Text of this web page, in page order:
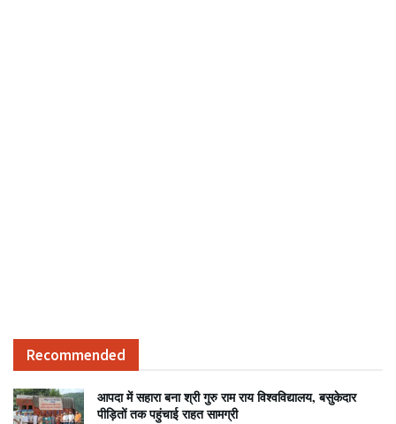
Recommended
आपदा में सहारा बना श्री गुरु राम राय विश्वविद्यालय, बसुकेदार
पीड़ितों तक पहुंचाई राहत सामग्री